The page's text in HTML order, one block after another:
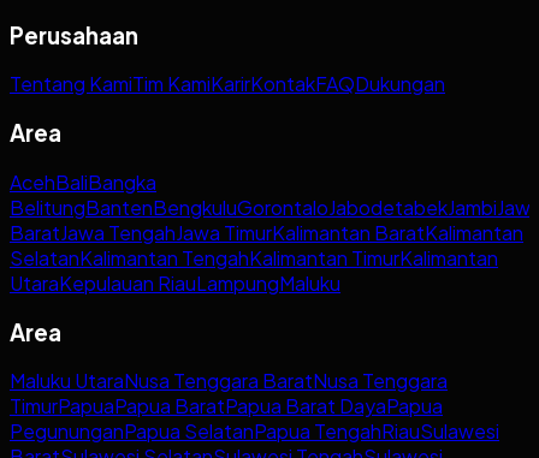
Perusahaan
Tentang KamiTim KamiKarirKontakFAQDukungan
Area
AcehBaliBangka
BelitungBantenBengkuluGorontaloJabodetabekJambi
BaratJawa TengahJawa TimurKalimantan BaratKalimantan
SelatanKalimantan TengahKalimantan TimurKalimantan
UtaraKepulauan RiauLampungMaluku
Area
Maluku UtaraNusa Tenggara BaratNusa Tenggara
TimurPapuaPapua BaratPapua Barat DayaPapua
PegununganPapua SelatanPapua TengahRiauSulawesi